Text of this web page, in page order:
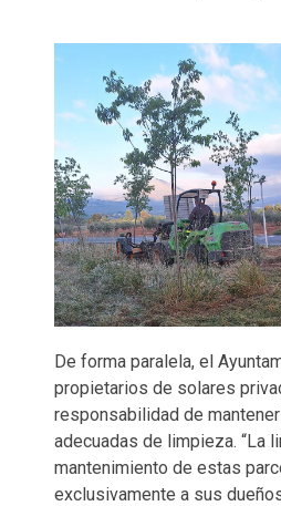
De forma paralela, el
propietarios de solares
responsabilidad de
adecuadas de limpieza. “La
mantenimiento de estas
exclusivamente a sus